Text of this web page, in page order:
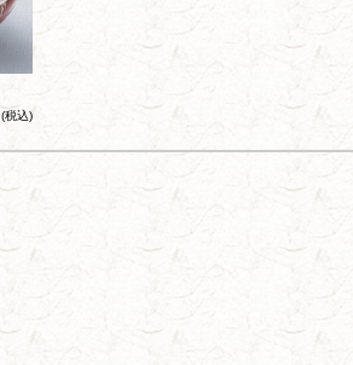
(税込)